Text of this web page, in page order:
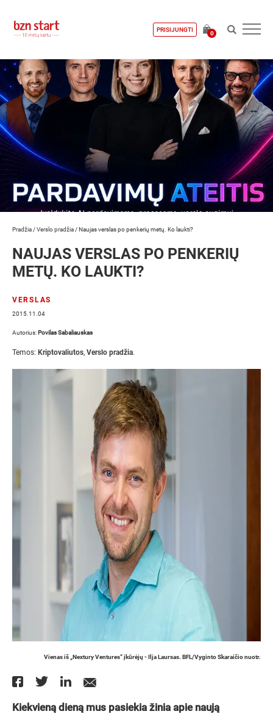
PRISIJUNGTI
0
Pradžia /Verslo pradžia /Naujas verslas po penkerių metų. Ko laukti?
NAUJAS VERSLAS PO PENKERIŲ
METŲ. KO LAUKTI?
VERSLAS
2015.11.04
Autorius: Povilas Sabaliauskas
Temos: Kriptovaliutos, Verslo pradžia.
Vienas iš „Nextury Ventures“ įkūrėjų - Ilja Laursas. BFL/Vyginto Skaraičio nuotr.
Kiekvieną dieną mus pasiekia žinia apie naują